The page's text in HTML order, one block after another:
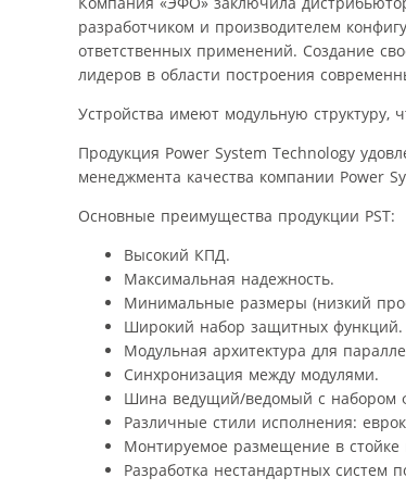
разработчиком и производителем
ответственных применений. Создание
лидеров в области построения
Устройства имеют модульную
Продукция Power System Technology
менеджмента качества компании Power
Основные преимущества продукции PST:
Высокий КПД.
Максимальная надежность.
Минимальные размеры (низкий
Широкий набор защитных функций.
Модульная архитектура для
Синхронизация между модулями.
Шина ведущий/ведомый с набором
Различные стили исполнения:
Монтируемое размещение в стойке
Разработка нестандартных систем